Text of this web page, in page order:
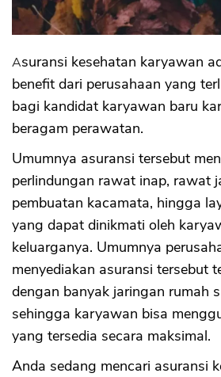
Asuransi kesehatan karyawan adalah salah satu
benefit dari perusahaan yang
bagi kandidat karyawan baru
beragam perawatan.
Umumnya asuransi tersebut
perlindungan rawat inap, rawat
pembuatan kacamata, hingga
yang dapat dinikmati oleh
keluarganya. Umumnya
menyediakan asuransi tersebut
dengan banyak jaringan rumah
sehingga karyawan bisa
yang tersedia secara maksimal.
Anda sedang mencari asuransi